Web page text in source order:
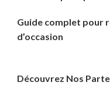
Guide complet pour
d’occasion
Découvrez Nos